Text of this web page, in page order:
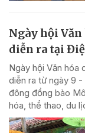
Ngày hội
diễn ra tại
Ngày hội Văn hóa
diễn ra từ ngày 9 -
đông đồng bào
hóa, thể thao, du